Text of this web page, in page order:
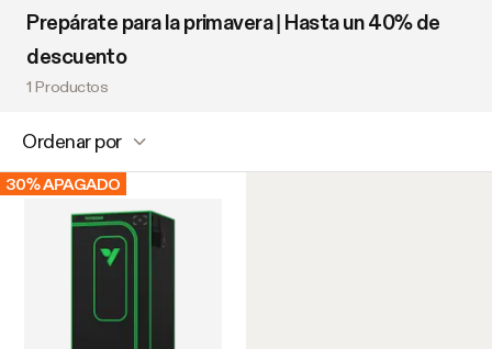
Prepárate para la primavera | Hasta un 40% de
descuento
1 Productos
Ordenar por
30% APAGADO